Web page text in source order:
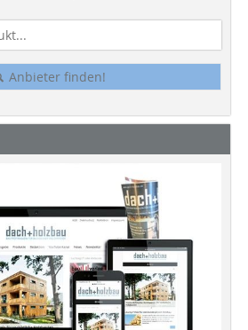
Anbieter finden!